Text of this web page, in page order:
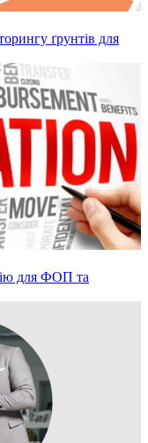
ґрунтів для
для ФОП та